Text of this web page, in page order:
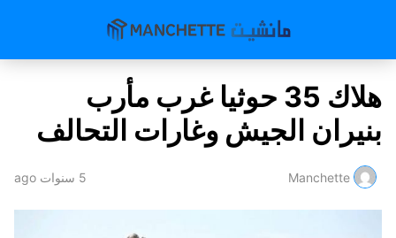
هلاك 35 حوثيا غرب مأرب
بنيران الجيش وغارات التحالف
Manchette 5 سنوات ago